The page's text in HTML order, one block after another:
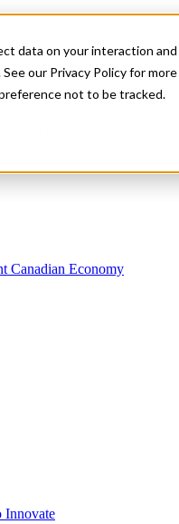
data on your interaction
our Privacy Policy for
not to be tracked.
Canadian Economy
Innovate